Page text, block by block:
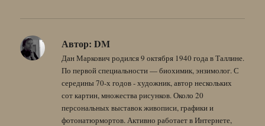
Автор: DM
Дан Маркович родился 9 октября 1940 года в Таллине.
По первой специальности — биохимик, энзимолог. С
середины 70-х годов - художник, автор нескольких
сот картин, множества рисунков. Около 20
персональных выставок живописи, графики и
фотонатюрмортов. Активно работает в Интернете,